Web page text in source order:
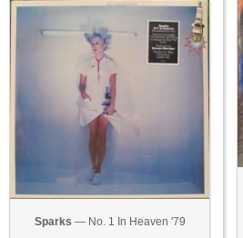
Sparks — No. 1 In Heaven '79